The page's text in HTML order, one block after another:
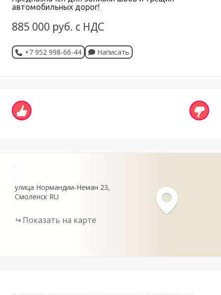
автомобильных дорог!
885 000 руб. с НДС
+7 952 998-66-44 Написать
улица Нормандии-Неман 23
Смоленск RU
Показать на карте